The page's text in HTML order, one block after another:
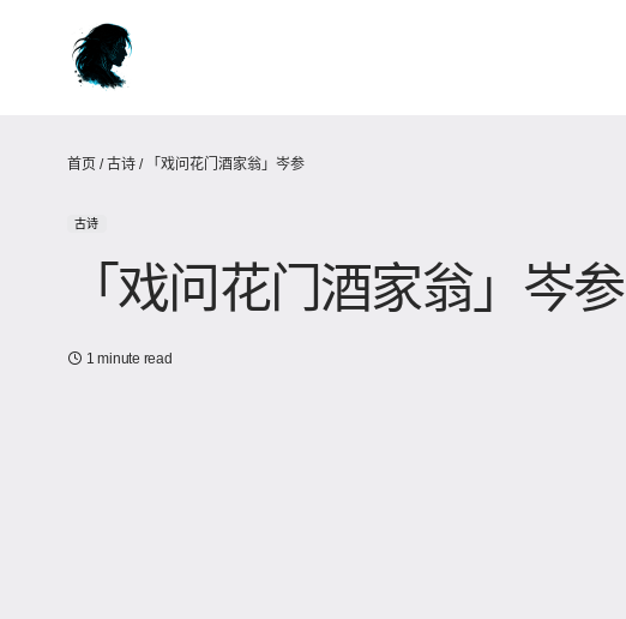
首页 /古诗 / 「戏问花门酒家翁」岑参
古诗
「戏问花门酒家翁」岑参
1 minute read